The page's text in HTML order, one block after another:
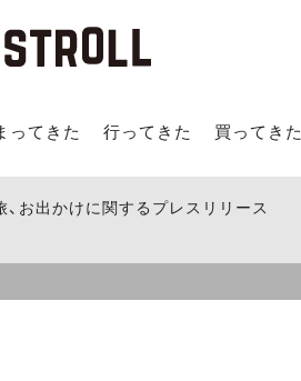
ってきた 行ってきた 買ってき
、お出かけに関するプレスリリース